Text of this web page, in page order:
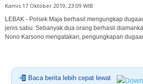
Kamis 17 Oktober 2019, 23:09 WIB
LEBAK - Polsek Maja berhasil mengungkap
jenis sabu. Sebanyak dua orang berhasil
Nono Karsono mengatakan, pengungkapan
Baca berita lebih cepat lewat